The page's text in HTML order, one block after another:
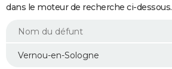
Mobiles
Meilleur smartphone
Internet
Ordinateurs
Jeux vidéo
Guide high-tech
+
BRICOLAGE
Forum
Aménagement intérieur
Extérieur
Cuisine
Salle de bains
Jardinage
Rangement
WEEK-END
Guides de France
Escapades
Patrimoine
Expositions
Musées
Week-end nature
LIFESTYLE
dans le moteur de recherche ci-dessous.